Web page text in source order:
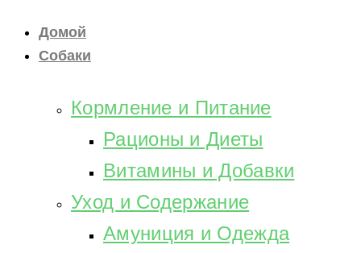
Домой
Собаки
Кормление и Питание
Рационы и Диеты
Витамины и Добавки
Уход и Содержание
Амуниция и Одежда